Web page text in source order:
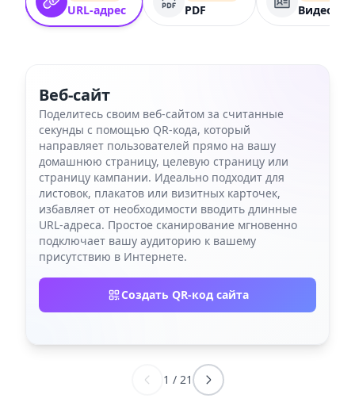
URL-адрес PDF
Веб-сайт
Поделитесь своим веб-сайтом за считанные
секунды с помощью QR-кода, который
направляет пользователей прямо на вашу
домашнюю страницу, целевую страницу или
страницу кампании. Идеально подходит для
листовок, плакатов или визитных карточек,
избавляет от необходимости вводить длинные
URL-адреса. Простое сканирование мгновенно
подключает вашу аудиторию к вашему
присутствию в Интернете.
Создать QR-код сайта
1 / 21